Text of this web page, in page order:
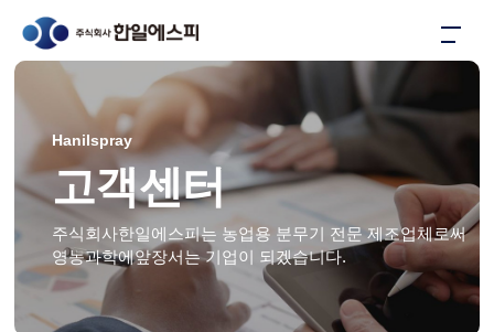
Hanilspray
고객센터
주식회사한일에스피는 농업용 분무기 전문 제조업체로써
영농과학에앞장서는 기업이 되겠습니다.